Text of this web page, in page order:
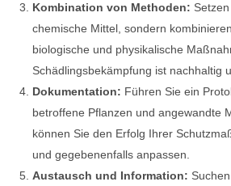
Kombination von Methoden:
chemische Mittel, sondern
biologische und physikalische
Schädlingsbekämpfung ist nachhaltig
Dokumentation: Führen Sie ein
betroffene Pflanzen und angewandte
können Sie den Erfolg Ihrer
und gegebenenfalls anpassen.
Austausch und Information: